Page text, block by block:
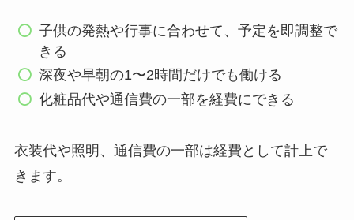
子供の発熱や行事に合わせて、予定を即調整で
きる
深夜や早朝の1〜2時間だけでも働ける
化粧品代や通信費の一部を経費にできる
衣装代や照明、通信費の一部は経費として計上で
きます。